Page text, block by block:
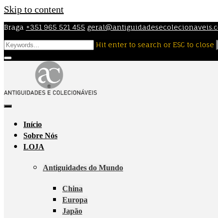
Skip to content
Braga +351 965 521 455
Hit enter to search or ESC to close
Início
Sobre Nós
LOJA
Antiguidades do Mundo
China
Europa
Japão